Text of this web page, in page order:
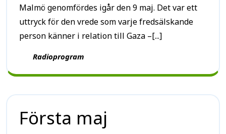
Malmö genomfördes igår den 9 maj. Det var ett
uttryck för den vrede som varje fredsälskande
person känner i relation till Gaza –[...]
Radioprogram
Första maj